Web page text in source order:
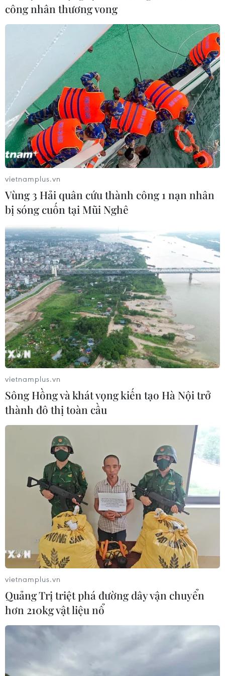
Chứng khoán Phố Wall kết thúc tuần nhiều
“giằng co” trong sắc đỏ
18/09/2021 08:48
3 chỉ số chứng khoán chính của Phố Wall đều giảm
ngày 17/9; Nasdaq có mức giảm lớn nhất do lợi suất
trái phiếu kho bạc Mỹ đi lên gây áp lực lên các cổ
phiếu tăng trưởng dẫn đầu thị trường.
công nhân thương vong
vietnamplus.vn
Vùng 3 Hải quân cứu thành công 1 nạn nhân
bị sóng cuốn tại Mũi Nghê
vietnamplus.vn
Sông Hồng và khát vọng kiến tạo Hà Nội trở
thành đô thị toàn cầu
vietnamplus.vn
Quảng Trị triệt phá đường dây vận chuyển
hơn 210kg vật liệu nổ